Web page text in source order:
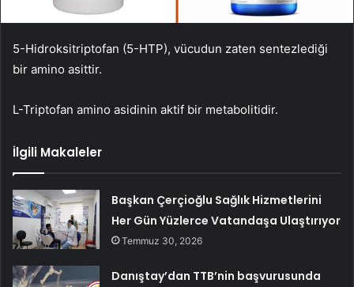
5-Hidroksitriptofan (5-HTP), vücudun zaten sentezlediği
bir amino asittir.
L-Triptofan amino asidinin aktif bir metabolitidir.
İlgili Makaleler
Başkan Çerçioğlu Sağlık Hizmetlerini
Her Gün Yüzlerce Vatandaşa Ulaştırıyor
Temmuz 30, 2026
Danıştay’dan TTB’nin başvurusunda